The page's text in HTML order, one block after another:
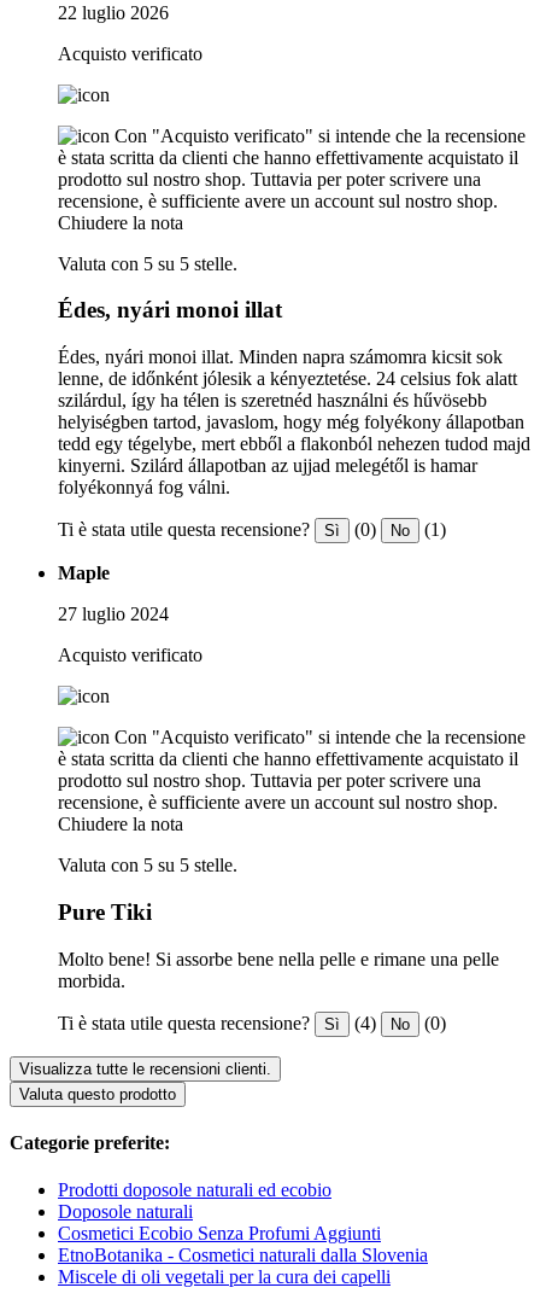
22 luglio 2026
Acquisto verificato
Con "Acquisto verificato" si intende che la recensione
è stata scritta da clienti che hanno effettivamente acquistato il
prodotto sul nostro shop. Tuttavia per poter scrivere una
recensione, è sufficiente avere un account sul nostro shop.
Chiudere la nota
Valuta con 5 su 5 stelle.
Édes, nyári monoi illat
Édes, nyári monoi illat. Minden napra számomra kicsit sok
lenne, de időnként jólesik a kényeztetése. 24 celsius fok alatt
szilárdul, így ha télen is szeretnéd használni és hűvösebb
helyiségben tartod, javaslom, hogy még folyékony állapotban
tedd egy tégelybe, mert ebből a flakonból nehezen tudod majd
kinyerni. Szilárd állapotban az ujjad melegétől is hamar
folyékonnyá fog válni.
Ti è stata utile questa recensione? Sì (0) No (1)
Maple
27 luglio 2024
Acquisto verificato
Con "Acquisto verificato" si intende che la recensione
è stata scritta da clienti che hanno effettivamente acquistato il
prodotto sul nostro shop. Tuttavia per poter scrivere una
recensione, è sufficiente avere un account sul nostro shop.
Chiudere la nota
Valuta con 5 su 5 stelle.
Pure Tiki
Molto bene! Si assorbe bene nella pelle e rimane una pelle
morbida.
Ti è stata utile questa recensione? Sì (4) No (0)
Visualizza tutte le recensioni clienti.
Valuta questo prodotto
Categorie preferite:
Prodotti doposole naturali ed ecobio
Doposole naturali
Cosmetici Ecobio Senza Profumi Aggiunti
EtnoBotanika - Cosmetici naturali dalla Slovenia
Miscele di oli vegetali per la cura dei capelli